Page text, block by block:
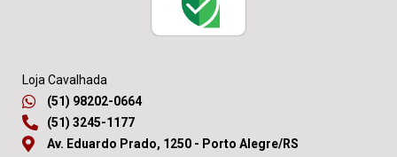
Loja Cavalhada
(51) 98202-0664
(51) 3245-1177
Av. Eduardo Prado, 1250 - Porto Alegre/RS